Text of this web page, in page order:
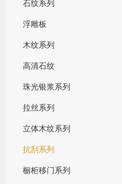
石纹系列
浮雕板
木纹系列
高清石纹
珠光银浆系列
拉丝系列
立体木纹系列
抗刮系列
橱柜移门系列